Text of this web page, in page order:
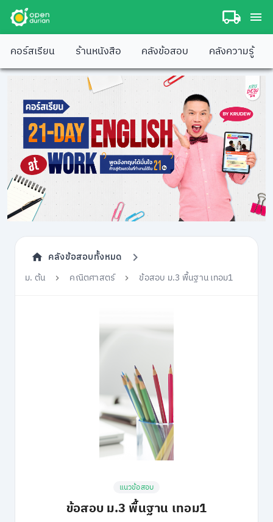
คอร์สเรียน ร้านหนังสือ คลังข้อสอบ คลังความรู้
คลังข้อสอบทั้งหมด
ม. ต้น
คณิตศาสตร์ ข้อสอบ ม.3 พื้นฐาน เทอม1
แนวข้อสอบ
ข้อสอบ ม.3 พื้นฐาน เทอม1